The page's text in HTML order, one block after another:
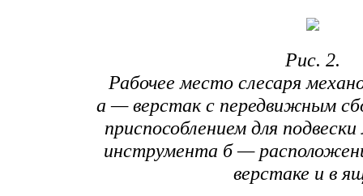
Рис. 2.
Рабочее место слесаря
а — верстак с передвижным
приспособлением для
инструмента б —
верстаке и в